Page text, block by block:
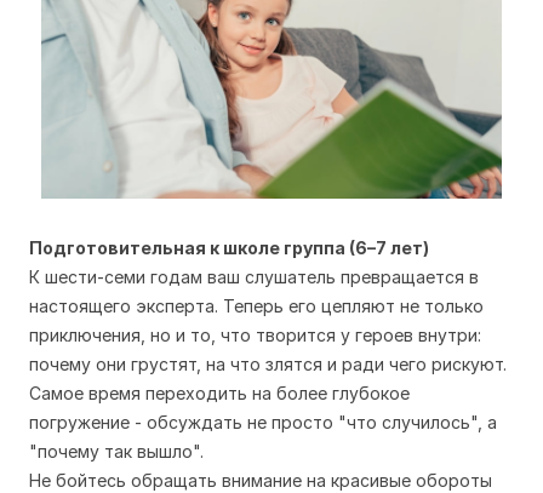
Подготовительная к школе группа (6–7 лет)
К шести-семи годам ваш слушатель превращается в
настоящего эксперта. Теперь его цепляют не только
приключения, но и то, что творится у героев внутри:
почему они грустят, на что злятся и ради чего рискуют.
Самое время переходить на более глубокое
погружение - обсуждать не просто "что случилось", а
"почему так вышло".
Не бойтесь обращать внимание на красивые обороты